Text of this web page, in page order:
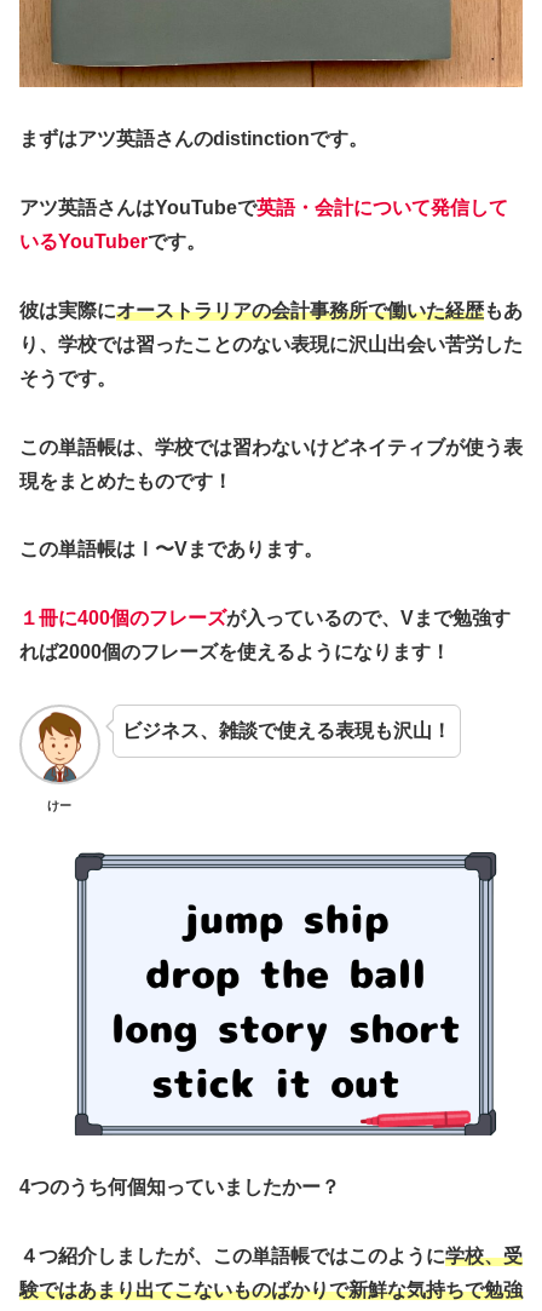
まずはアツ英語さんのdistinctionです。
アツ英語さんはYouTubeで英語・会計について発信して
いるYouTuberです。
彼は実際にオーストラリアの会計事務所で働いた経歴もあ
り、学校では習ったことのない表現に沢山出会い苦労した
そうです。
この単語帳は、学校では習わないけどネイティブが使う表
現をまとめたものです！
この単語帳はⅠ〜Vまであります。
１冊に400個のフレーズが入っているので、Vまで勉強す
れば2000個のフレーズを使えるようになります！
けー
ビジネス、雑談で使える表現も沢山！
4つのうち何個知っていましたかー？
４つ紹介しましたが、この単語帳ではこのように学校、受
験ではあまり出てこないものばかりで新鮮な気持ちで勉強